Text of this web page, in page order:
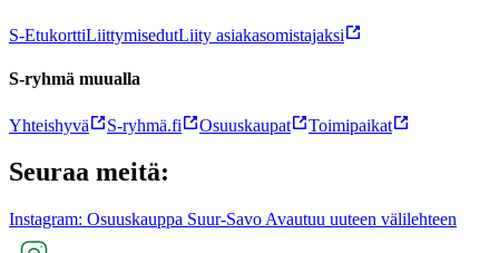
S-EtukorttiLiittymisedutLiity asiakasomistajaksi
S-ryhmä muualla
Yhteishyvä S-ryhmä.fi Osuuskaupat Toimipaikat
Seuraa meitä:
Instagram: Osuuskauppa Suur-Savo Avautuu uuteen välilehteen